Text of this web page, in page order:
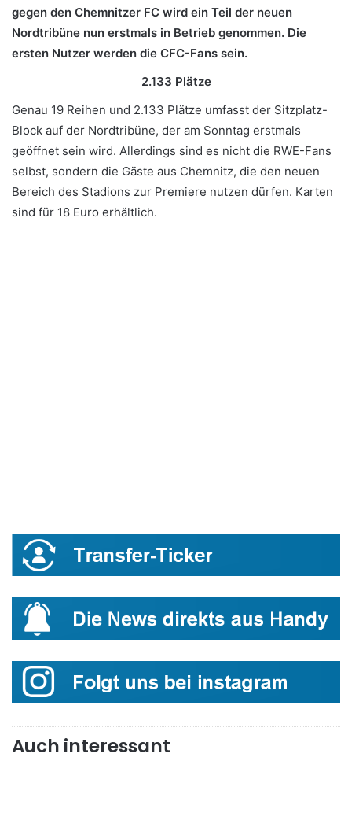
gegen den Chemnitzer FC wird ein Teil der neuen
Nordtribüne nun erstmals in Betrieb genommen. Die
ersten Nutzer werden die CFC-Fans sein.
2.133 Plätze
Genau 19 Reihen und 2.133 Plätze umfasst der Sitzplatz-
Block auf der Nordtribüne, der am Sonntag erstmals
geöffnet sein wird. Allerdings sind es nicht die RWE-Fans
selbst, sondern die Gäste aus Chemnitz, die den neuen
Bereich des Stadions zur Premiere nutzen dürfen. Karten
sind für 18 Euro erhältlich.
Auch interessant